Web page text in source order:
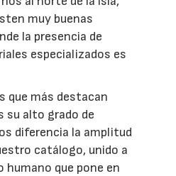
muy buenas
la presencia de
especializados es
que más destacan
su alto grado de
diferencia la amplitud
catálogo, unido a
humano que pone en